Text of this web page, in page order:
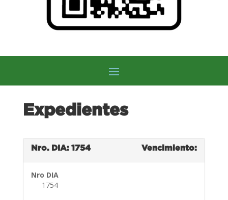
Expedientes
Nro. DIA: 1754 Vencimiento:
Nro DIA
1754